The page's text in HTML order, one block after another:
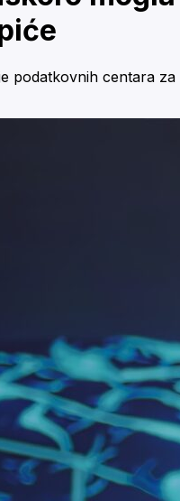
podatkovnih centara